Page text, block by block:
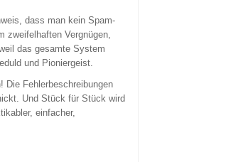
dass man kein Spam-
zweifelhaften Vergnügen,
das gesamte System
und Pioniergeist.
Die Fehlerbeschreibungen
Und Stück für Stück wird
einfacher,